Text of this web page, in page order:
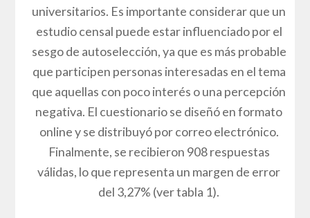
universitarios. Es importante considerar que un
estudio censal puede estar influenciado por el
sesgo de autoselección, ya que es más probable
que participen personas interesadas en el tema
que aquellas con poco interés o una percepción
negativa. El cuestionario se diseñó en formato
online y se distribuyó por correo electrónico.
Finalmente, se recibieron 908 respuestas
válidas, lo que representa un margen de error
del 3,27% (ver tabla 1).